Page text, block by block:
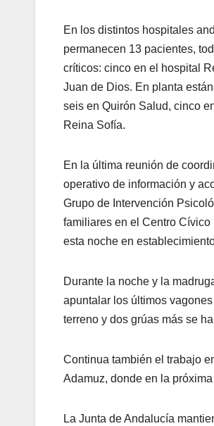
En los distintos hospitales
permanecen 13 pacientes,
críticos: cinco en el hospital
Juan de Dios. En planta
seis en Quirón Salud, cinco
Reina Sofía.
En la última reunión de
operativo de información y
Grupo de Intervención
familiares en el Centro
esta noche en
Durante la noche y la
apuntalar los últimos
terreno y dos grúas más se
Continua también el trabajo
Adamuz, donde en la
La Junta de Andalucía